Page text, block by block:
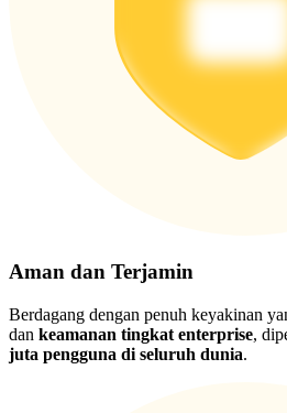
Aman dan Terjamin
Berdagang dengan penuh keyakinan
dan keamanan tingkat enterprise,
juta pengguna di seluruh dunia.